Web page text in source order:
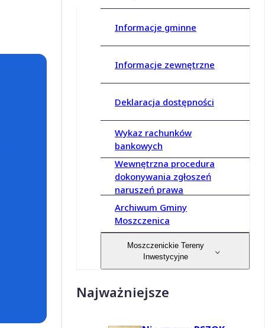
Informacje gminne
Informacje zewnętrzne
Deklaracja dostępności
Wykaz rachunków
bankowych
Wewnętrzna procedura
dokonywania zgłoszeń
naruszeń prawa
Archiwum Gminy
Moszczenica
Moszczenickie Tereny
Inwestycyjne
Najważniejsze